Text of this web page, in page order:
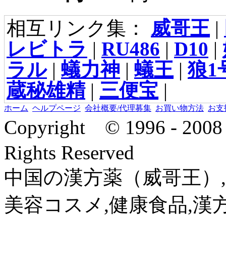
相互リンク集： 威哥王|
レビトラ | RU486 | D10 |
ラル| 蟻力神 | 蟻王|狼1
蔵秘雄精| 三便宝 |
ホーム ヘルプページ 会社概要/代理募集 お買い物方法 お支
Copyright © 1996 -
Rights Reserved
中国の漢方薬（威哥王
美容コスメ,健康食品,漢